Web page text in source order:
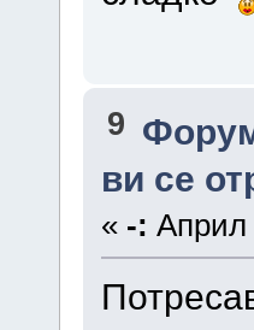
9
ви се
« -: Април